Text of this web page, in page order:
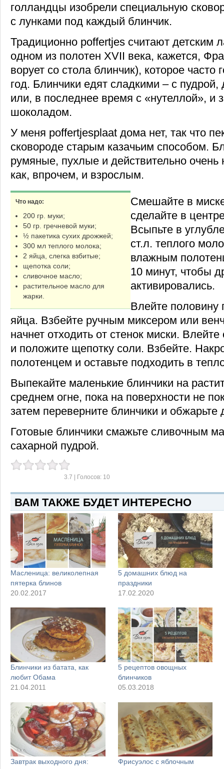
голландцы изобрели специальную
с лунками под каждый блинчик.
Традиционно poffertjes считают детским
одном из полотен XVII века, кажется,
ворует со стола блинчик), которое часто
год. Блинчики едят сладкими – с
или, в последнее время с «нутеллой», и
шоколадом.
У меня poffertjesplaat дома нет, так что
сковороде старым казачьим способом.
румяные, пухлые и действительно очень
как, впрочем, и взрослым.
Что надо:
200 гр. муки;
50 гр. гречневой муки;
½ пакетика сухих дрожжей;
300 мл теплого молока;
2 яйца, слегка взбитые;
щепотка соли;
сливочное масло;
растительное масло для
жарки.
Смешайте в
сделайте в
Всыпьте в
ст.л. теплого
влажным
10 минут, чтобы
активировались.
Влейте половину
яйца. Взбейте ручным миксером или
начнет отходить от стенок миски.
и положите щепотку соли. Взбейте.
полотенцем и оставьте подходить в
Выпекайте маленькие блинчики на
среднем огне, пока на поверхности не
затем переверните блинчики и обжарьте
Готовые блинчики смажьте сливочным
сахарной пудрой.
3.7 | Голосов: 10
ВАМ ТАКЖЕ БУДЕТ ИНТЕРЕСНО
Масленица: великолепная
пятерка блинов
20.02.2017
5 домашних блюд на
праздники
17.02.2020
Блинчики из батата, как
любит Обама
21.04.2011
5 рецептов овощных
блинчиков
05.03.2018
Завтрак выходного дня:
Фрисуэлос с яблочным